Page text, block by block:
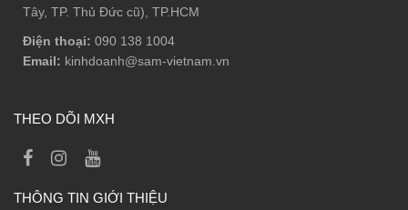
Tây, TP. Thủ Đức cũ), TP.HCM
Điện thoại: 090 138 1004
Email: kinhdoanh@sam-vietnam.vn
THEO DÕI MXH
THÔNG TIN GIỚI THIỆU